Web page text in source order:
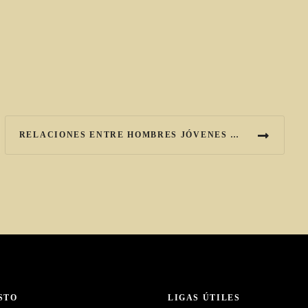
RELACIONES ENTRE HOMBRES JÓVENES Y MADUROS: TABÚ Y REALIDAD
LIGAS ÚTILES